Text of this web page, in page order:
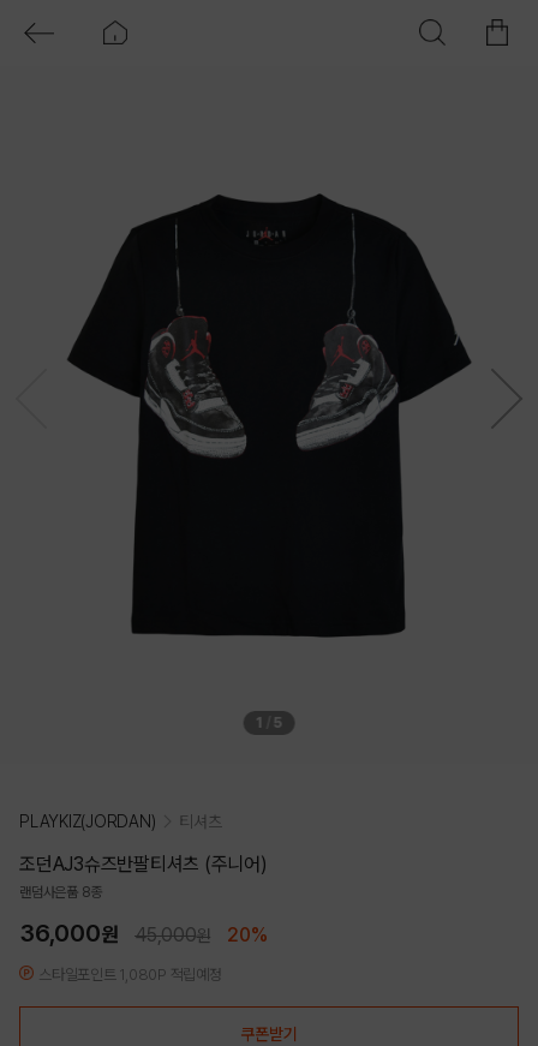
1 5
PLAYKIZ(JORDAN) 티셔츠
조던AJ3슈즈반팔티셔츠 (주니어)
랜덤사은품 8종
36,000원 45,000원 20%
스타일포인트 1,080P 적립예정
쿠폰받기